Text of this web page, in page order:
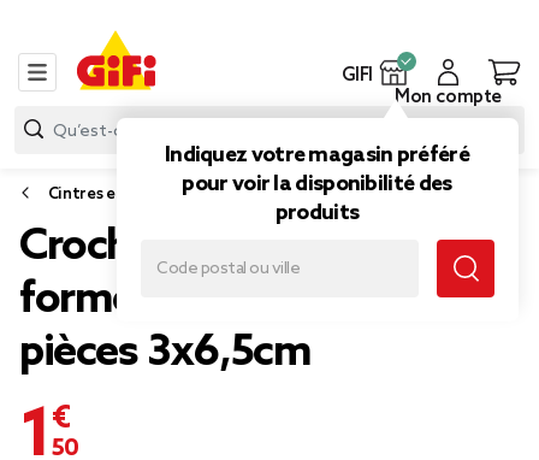
GIFI
Indiquez votre magasin préféré
pour voir la disponibilité des
produits
Mon compte
Cintres et accessoires dressing
Crochet de suspension
forme 8 plastique blanc 4
pièces 3x6,5cm
1,50 €